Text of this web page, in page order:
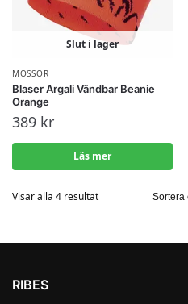
Slut i lager
MÖSSOR
Blaser Argali Vändbar Beanie
Orange
389 kr
Läs mer
Visar alla 4 resultat
RIBES